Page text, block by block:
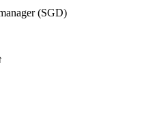
(SGD)